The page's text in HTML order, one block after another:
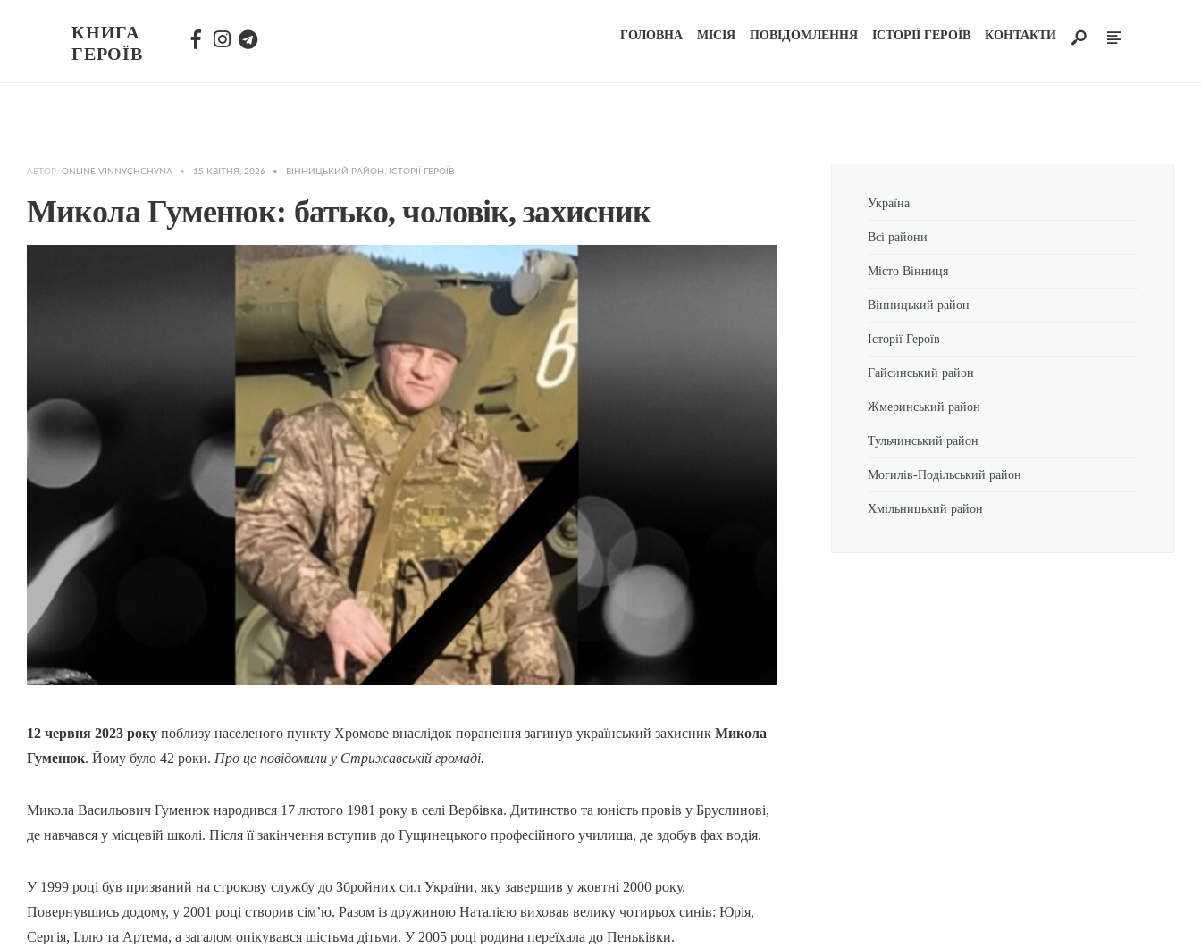
КНИГА
ГЕРОЇВ
ГОЛОВНА МІСІЯ ПОВІДОМЛЕННЯ ІСТОРІЇ ГЕРОЇВ КОНТАКТИ
АВТОР: ONLINE VINNYCHCHYNA • 15 КВІТНЯ, 2026 • ВІННИЦЬКИЙ РАЙОН , ІСТОРІЇ ГЕРОЇВ
Микола Гуменюк: батько, чоловік, захисник
12 червня 2023 року поблизу населеного пункту Хромове внаслідок поранення загинув український захисник Микола
Гуменюк. Йому було 42 роки. Про це повідомили у Стрижавській громаді.
Микола Васильович Гуменюк народився 17 лютого 1981 року в селі Вербівка. Дитинство та юність провів у Бруслинові,
де навчався у місцевій школі. Після її закінчення вступив до Гущинецького професійного училища, де здобув фах водія.
У 1999 році був призваний на строкову службу до Збройних сил України, яку завершив у жовтні 2000 року.
Повернувшись додому, у 2001 році створив сім’ю. Разом із дружиною Наталією виховав велику чотирьох синів: Юрія,
Сергія, Іллю та Артема, а загалом опікувався шістьма дітьми. У 2005 році родина переїхала до Пеньківки.
Україна
Всі райони
Місто Вінниця
Вінницький район
Історії Героїв
Гайсинський район
Жмеринський район
Тульчинський район
Могилів-Подільський район
Хмільницький район